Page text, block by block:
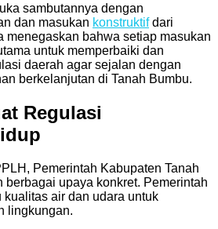
sambutannya dengan
dan masukan konstruktifdari
menegaskan bahwa setiap masukan
untuk memperbaiki dan
daerah agar sejalan dengan
berkelanjutan di Tanah Bumbu.
Regulasi
Pemerintah Kabupaten Tanah
berbagai upaya konkret. Pemerintah
kualitas air dan udara untuk
lingkungan.